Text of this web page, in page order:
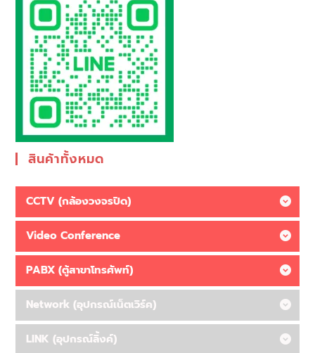
สินค้าทั้งหมด
CCTV (กล้องวงจรปิด)
Video Conference
PABX (ตู้สาขาโทรศัพท์)
Network (อุปกรณ์เน็ตเวิร์ค)
LINK (อุปกรณ์ลิ้งค์)